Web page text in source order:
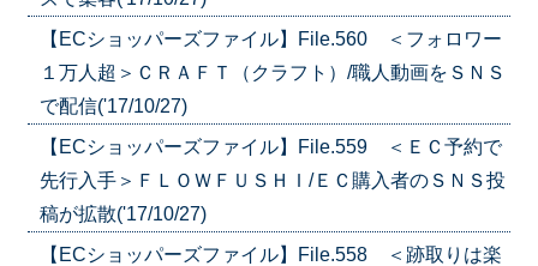
【ECショッパーズファイル】File.560 ＜フォロワー
１万人超＞ＣＲＡＦＴ（クラフト）/職人動画をＳＮＳ
で配信('17/10/27)
【ECショッパーズファイル】File.559 ＜ＥＣ予約で
先行入手＞ＦＬＯＷＦＵＳＨＩ/ＥＣ購入者のＳＮＳ投
稿が拡散('17/10/27)
【ECショッパーズファイル】File.558 ＜跡取りは楽